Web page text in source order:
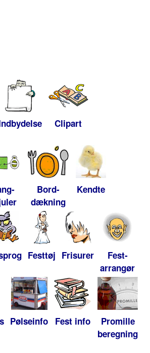
Clipart
Bord-
dækning
Kendte
Festtøj Frisurer
Fest-
arrangør
Pølseinfo Fest info
Promille
beregning